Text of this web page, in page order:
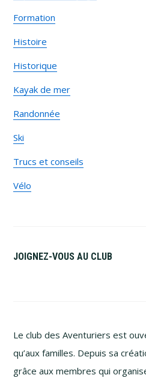
Formation
Histoire
Historique
Kayak de mer
Randonnée
Ski
Trucs et conseils
Vélo
JOIGNEZ-VOUS AU CLUB
Le club des Aventuriers est
qu’aux familles. Depuis sa
grâce aux membres qui